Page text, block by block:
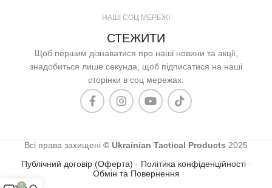
НАШІ СОЦ МЕРЕЖІ
СТЕЖИТИ
Щоб першим дізнаватися про наші новини та акції,
знадобиться лише секунда, щоб підписатися на наші
сторінки в соц мережах.
Всі права захищені © Ukrainian Tactical Products 2025
Публічний договір (Оферта) · Політика конфіденційності·
Обмін та Повернення
0